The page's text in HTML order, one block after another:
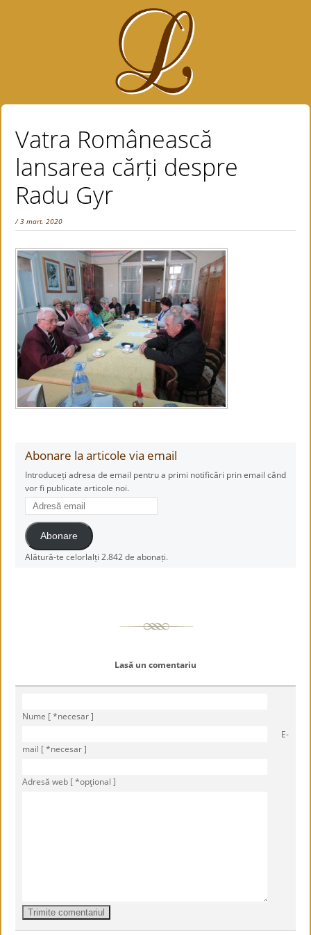
Vatra Românească
lansarea cărți despre
Radu Gyr
/ 3 mart. 2020
Abonare la articole via email
Introduceți adresa de email pentru a primi notificări prin email când
vor fi publicate articole noi.
Adresă
email
Abonare
Alătură-te celorlalți 2.842 de abonați.
Lasă un comentariu
Nume [ *necesar ]
E-
mail [ *necesar ]
Adresă web [ *opţional ]